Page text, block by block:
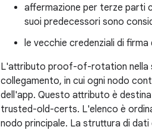
affermazione per terze parti
suoi predecessori sono
le vecchie credenziali di
L'attributo proof-of-rotation nella
collegamento, in cui ogni nodo
dell'app. Questo attributo è
trusted-old-certs. L'elenco è
nodo principale. La struttura di